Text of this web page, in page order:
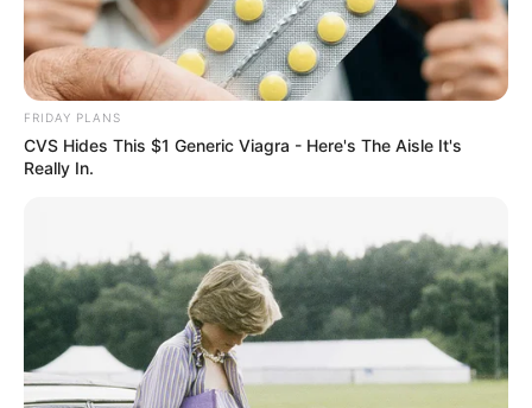
FRIDAY PLANS
CVS Hides This $1 Generic Viagra - Here's The Aisle It's
Really In.